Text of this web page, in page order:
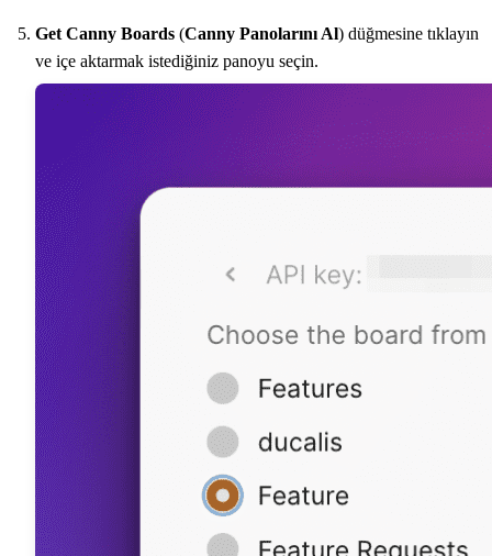
Get Canny Boards (Canny Panolarını Al) düğmesine tıklayın
ve içe aktarmak istediğiniz panoyu seçin.